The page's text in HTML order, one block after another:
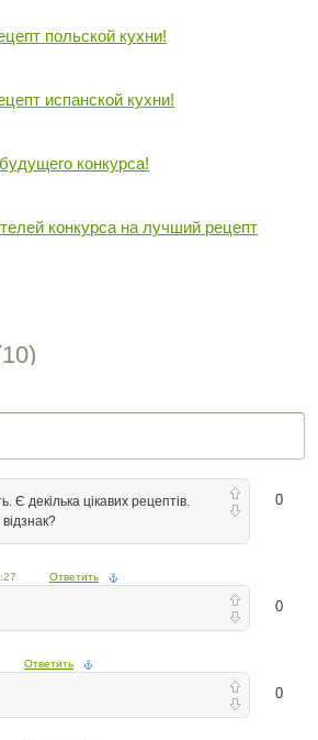
польской кухни!
испанской кухни!
конкурса!
конкурса на лучший рецепт
10)
0
Є декілька цікавих рецептів.
Ответить
0
Ответить
0